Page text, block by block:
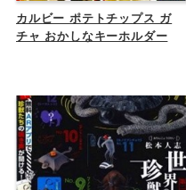
カルビー ポテトチップス ガ
チャ おかしなキーホルダー